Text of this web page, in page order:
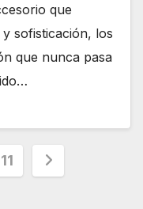
que
sofisticación, los
que nunca pasa
11